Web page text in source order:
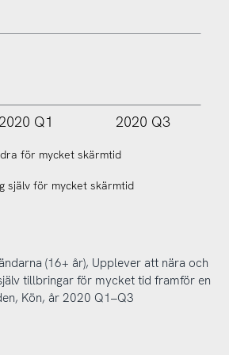
2020 Q1 2020 Q3
för mycket skärmtid
själv för mycket skärmtid
(16+ år), Upplever att nära och
tillbringar för mycket tid framför en
Kön, år 2020 Q1–Q3